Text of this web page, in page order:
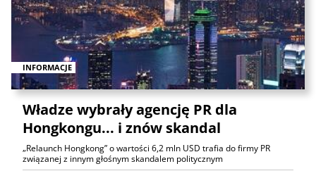
INFORMACJE
Władze wybrały agencję PR dla
Hongkongu... i znów skandal
„Relaunch Hongkong” o wartości 6,2 mln USD trafia do firmy PR
związanej z innym głośnym skandalem politycznym